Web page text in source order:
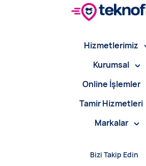
Hizmetlerimiz
Kurumsal
Online İşlemler
Tamir Hizmetleri
Markalar
Bizi Takip Edin